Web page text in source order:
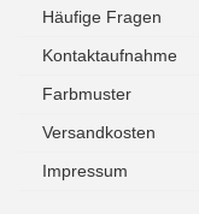
Häufige Fragen
Kontaktaufnahme
Farbmuster
Versandkosten
Impressum